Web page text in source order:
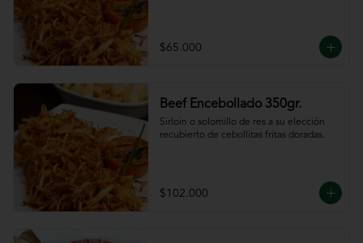
$65.000
Beef Encebollado 350gr.
Sirloin o solomillo de res a su elección
recubierto de cebollitas fritas doradas.
$102.000